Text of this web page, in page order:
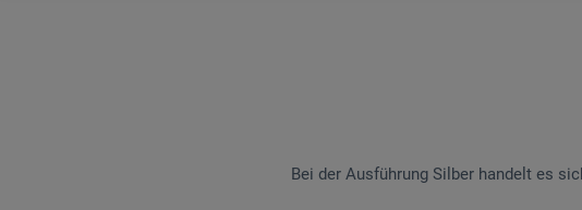
Bei der Ausführung Silber handelt es